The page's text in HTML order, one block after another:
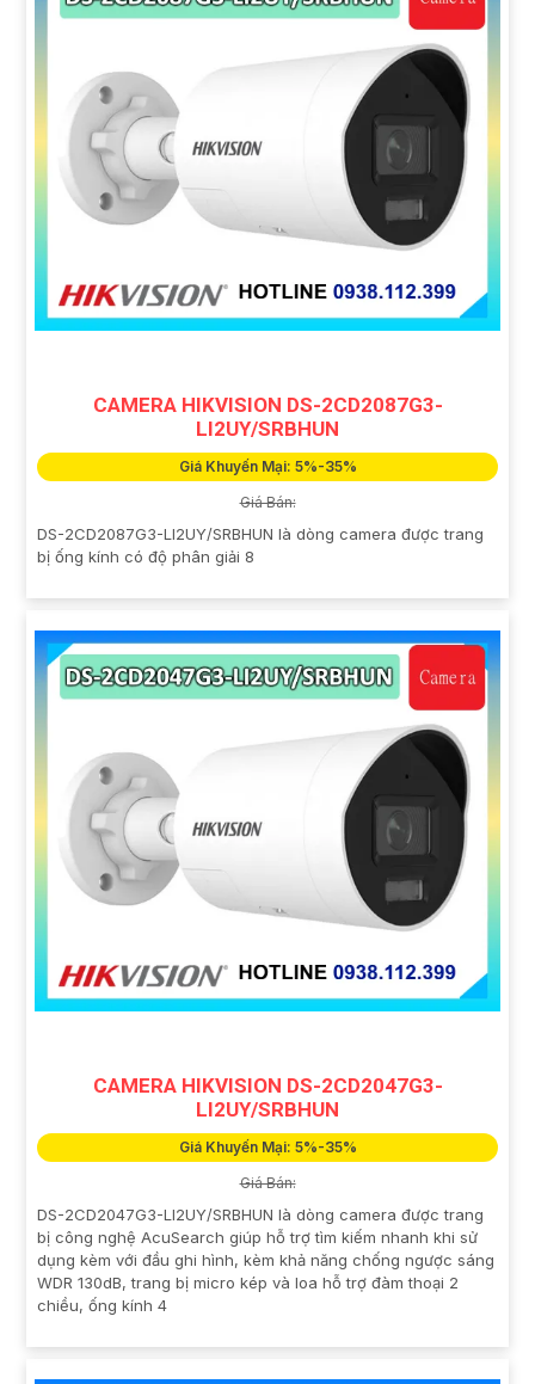
CAMERA HIKVISION DS-2CD2087G3-
LI2UY/SRBHUN
Giá Khuyến Mại: 5%-35%
Giá Bán:
DS-2CD2087G3-LI2UY/SRBHUN là dòng camera được trang
bị ống kính có độ phân giải 8
CAMERA HIKVISION DS-2CD2047G3-
LI2UY/SRBHUN
Giá Khuyến Mại: 5%-35%
Giá Bán:
DS-2CD2047G3-LI2UY/SRBHUN là dòng camera được trang
bị công nghệ AcuSearch giúp hỗ trợ tìm kiếm nhanh khi sử
dụng kèm với đầu ghi hình, kèm khả năng chống ngược sáng
WDR 130dB, trang bị micro kép và loa hỗ trợ đàm thoại 2
chiều, ống kính 4